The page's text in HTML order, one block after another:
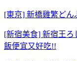
[東京] 新橋雞繁どん
[新宿美食] 新宿王ろ
飯便宜又好吃!!